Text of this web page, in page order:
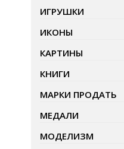
ИГРУШКИ
ИКОНЫ
КАРТИНЫ
КНИГИ
МАРКИ ПРОДАТЬ
МЕДАЛИ
МОДЕЛИЗМ